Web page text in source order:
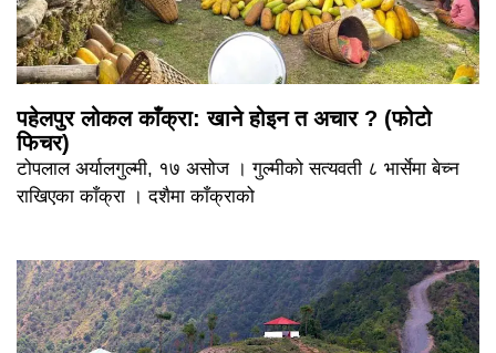
पहेलपुर लोकल काँक्रा: खाने होइन त अचार ? (फोटो
फिचर)
टोपलाल अर्यालगुल्मी, १७ असोज । गुल्मीको सत्यवती ८ भार्सेमा बेच्न
राखिएका काँक्रा । दशैमा काँक्राको